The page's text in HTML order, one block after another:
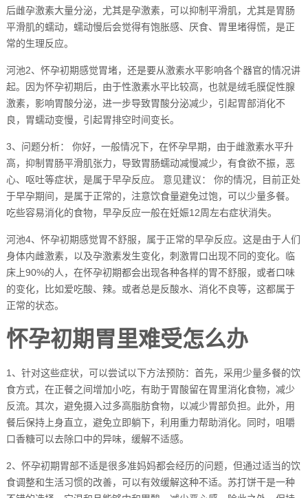
后雌孕激素大量分泌，尤其是孕激素，可以抑制平滑肌，尤其是胃肠
平滑肌的蠕动，蠕动慢后会觉得有饱胀感、厌食、胃里堵得慌，是正
常的生理反应。
河池2、怀孕初期感觉胃堵，还是要从激素水平影响各个器官的情况讲
起。因为怀孕初期后，由于性激素水平比较高，也就是绒毛膜促性腺
激素，影响胃酸分泌，进一步导致胃酸分泌减少，引起胃部消化不
良，胃蠕动变慢，引起胃排空时间变长。
3、问题分析： 你好，一般情况下，在怀孕早期，由于雌激素水平升
高，抑制胃肠平滑肌张力，导致胃肠蠕动减慢减少，有食欲不振，恶
心、呕吐等症状，是属于早孕反应。 意见建议： 你的情况，目前正处
于早孕期间，是属于正常的，注意饮食量避免过饱，可以少量多餐。
吃些容易消化的食物，早孕反应一般在妊娠12周左右症状消失。
河池4、怀孕初期感觉胃不舒服，属于正常的早孕反应。这是由于人们
身体内雌激素，以及孕激素发生变化，刺激胃口出现不同的变化。临
床上90%的人，在怀孕初期都会出现各种各样的胃不舒服，或者口味
的变化，比如爱吃酸、辣。或者总是反酸水、消化不良等，这都属于
正常的状态。
怀孕初期胃里难受怎么办
1、针对这些症状，可以尝试以下方法预防：首先，采用少量多餐的饮
食方式，在正餐之间增加小吃，有助于胃酸留在胃里消化食物，减少
反流。其次，避免摄入过多高脂肪食物，以减少胃部负担。此外，用
餐后保持上身直立，避免立即躺下，利用重力帮助消化。同时，咀嚼
口香糖可以去除口中的异味，缓解不适感。
2、怀孕初期胃部不适是很多准妈妈都会经历的问题，但通过适当的饮
食调整和生活习惯的改善，可以有效缓解这种不适。苏打饼干是一种